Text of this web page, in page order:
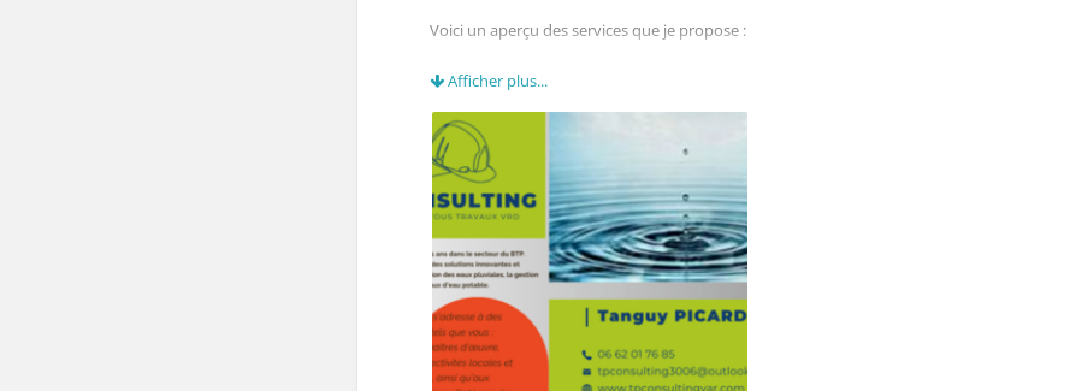
Voici un aperçu des services que je propose :
·Récupération des eaux pluviales
création des dossiers de prise en charge, fourniture et négociation des systèmes adaptés
aux projets, suivi des édifices et leurs réalisations, dossier final de l’installation (fiche
technique, réception de mise en service, fiche de maintenance, procès-verbal et dossier
de réception)
·Gestion des eaux usées: conseil des solutions conformes aux réglementations
pour le traitement et l’évacuation des eaux usées. Fourniture et négociations des
produits adaptés. Suivi et contrôle des ouvrages.
·Travaux VRD: conseil pour les aménagements extérieurs, réseaux
d’assainissement, réseaux divers, voiries, mise en relations et négociations des produits
nouveaux et existants, etc.
Afficher plus...